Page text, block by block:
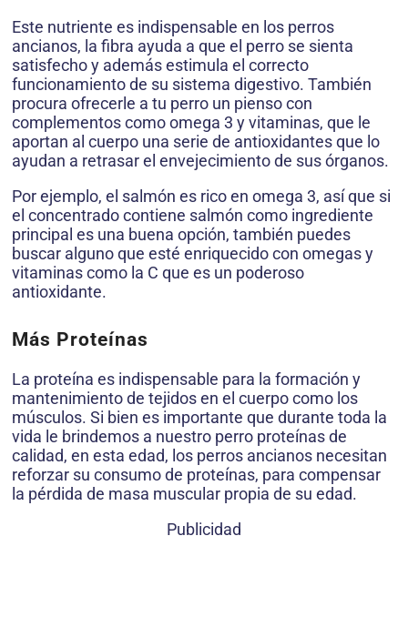
Este nutriente es indispensable en los perros
ancianos, la fibra ayuda a que el perro se sienta
satisfecho y además estimula el correcto
funcionamiento de su sistema digestivo. También
procura ofrecerle a tu perro un pienso con
complementos como omega 3 y vitaminas, que le
aportan al cuerpo una serie de antioxidantes que lo
ayudan a retrasar el envejecimiento de sus órganos.
Por ejemplo, el salmón es rico en omega 3, así que si
el concentrado contiene salmón como ingrediente
principal es una buena opción, también puedes
buscar alguno que esté enriquecido con omegas y
vitaminas como la C que es un poderoso
antioxidante.
Más Proteínas
La proteína es indispensable para la formación y
mantenimiento de tejidos en el cuerpo como los
músculos. Si bien es importante que durante toda la
vida le brindemos a nuestro perro proteínas de
calidad, en esta edad, los perros ancianos necesitan
reforzar su consumo de proteínas, para compensar
la pérdida de masa muscular propia de su edad.
Publicidad